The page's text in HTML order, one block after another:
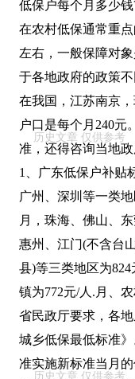
低保户每个月多少钱
在农村低保通常重
左右，一般保障对
于各地政府的政策
在我国，江苏南京
户口是每个月240元
准，还得咨询当地
1、广东低保户补贴
广州、深圳等一类
月，珠海、佛山、
惠州、江门(不含台
县)等三类地区为
镇为772元/人.月、农
省民政厅要求，各
城乡低保最低标准
准实施新标准当月